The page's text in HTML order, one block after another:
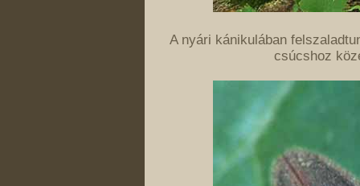
A nyári kánikulában
csúcshoz